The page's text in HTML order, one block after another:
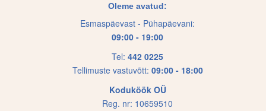
may
be
chosen
on
the
product
page
Oleme avatud:
Esmaspäevast - Pühapäevani:
09:00 - 19:00
Tel: 442 0225
Tellimuste vastuvõtt: 09:00 - 18:00
Koduköök OÜ
Reg. nr: 10659510